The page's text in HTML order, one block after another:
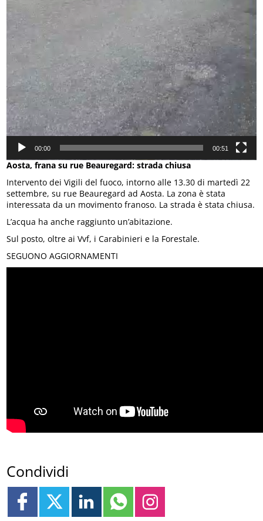
00:00 00:51
Aosta, frana su rue Beauregard: strada chiusa
Intervento dei Vigili del fuoco, intorno alle 13.30 di martedì 22
settembre, su rue Beauregard ad Aosta. La zona è stata
interessata da un movimento franoso. La strada è stata chiusa.
L’acqua ha anche raggiunto un’abitazione.
Sul posto, oltre ai Vvf, i Carabinieri e la Forestale.
SEGUONO AGGIORNAMENTI
Condividi